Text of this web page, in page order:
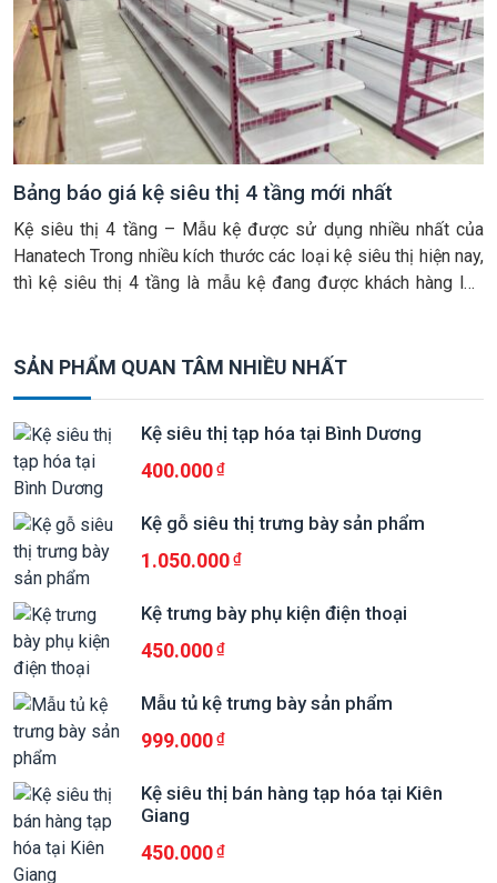
Bảng báo giá kệ siêu thị 4 tầng mới nhất
Kệ siêu thị 4 tầng – Mẫu kệ được sử dụng nhiều nhất của
Hanatech Trong nhiều kích thước các loại kệ siêu thị hiện nay,
thì kệ siêu thị 4 tầng là mẫu kệ đang được khách hàng lựa
SẢN PHẨM QUAN TÂM NHIỀU NHẤT
Kệ siêu thị tạp hóa tại Bình Dương
400.000
Kệ gỗ siêu thị trưng bày sản phẩm
1.050.000
Kệ trưng bày phụ kiện điện thoại
450.000
Mẫu tủ kệ trưng bày sản phẩm
999.000
Kệ siêu thị bán hàng tạp hóa tại Kiên
Giang
450.000